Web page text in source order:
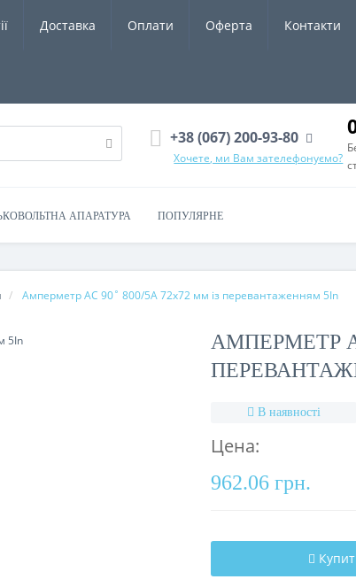
Доставка Оплати Оферта Контакти
+38 (067) 200-93-80
Хочете, ми Вам зателефонуємо?
АПАРАТУРА ПОПУЛЯРНЕ
Амперметр AC 90˚ 800/5A 72x72 мм із перевантаженням 5In
АМПЕРМЕТР
В наявності
Цена:
962.06 грн.